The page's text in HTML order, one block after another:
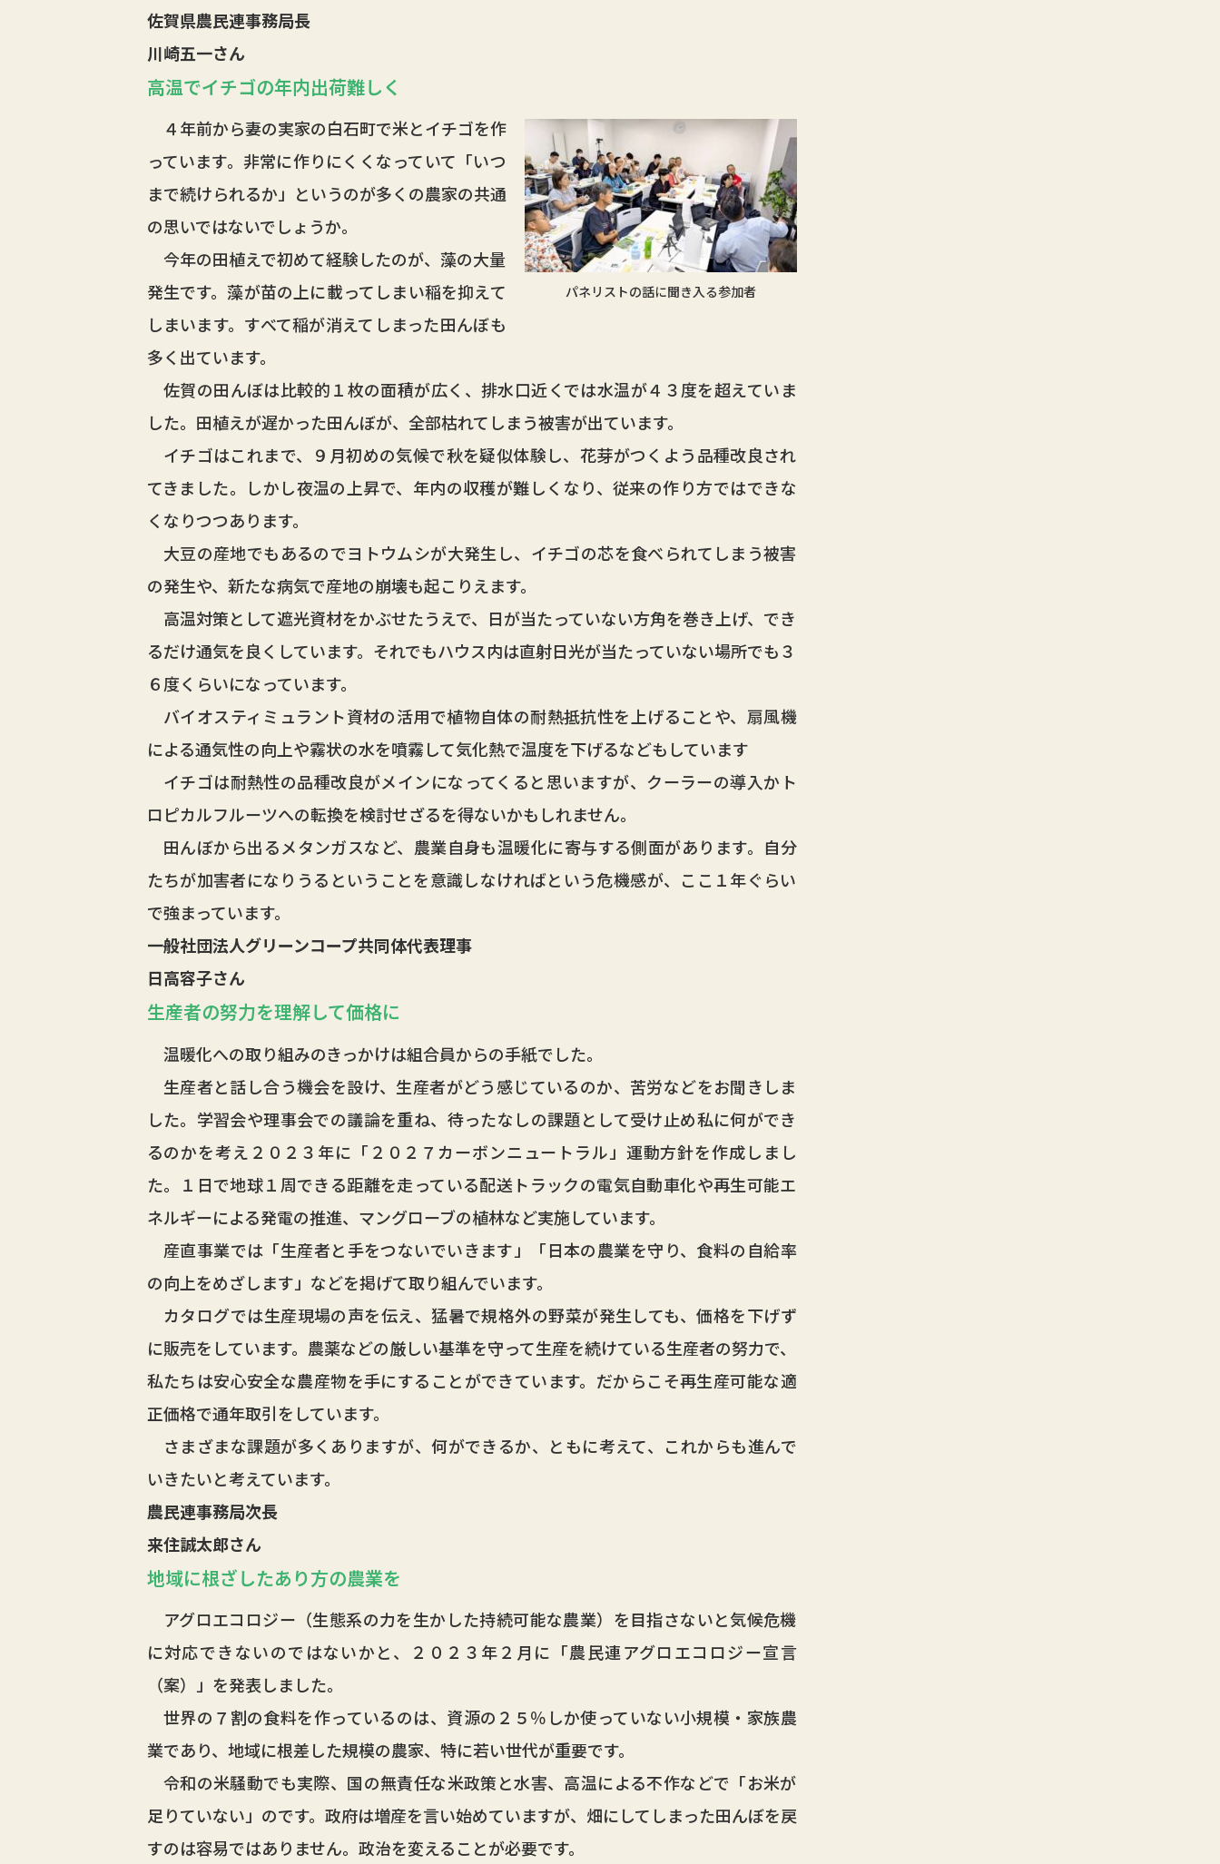
佐賀県農民連事務局長
川崎五一さん
高温でイチゴの年内出荷難しく
パネリストの話に聞き入る参加者
４年前から妻の実家の白石町で米とイチゴを作
っています。非常に作りにくくなっていて「いつ
まで続けられるか」というのが多くの農家の共通
の思いではないでしょうか。
今年の田植えで初めて経験したのが、藻の大量
発生です。藻が苗の上に載ってしまい稲を抑えて
しまいます。すべて稲が消えてしまった田んぼも
多く出ています。
佐賀の田んぼは比較的１枚の面積が広く、排水口近くでは水温が４３度を超えていま
した。田植えが遅かった田んぼが、全部枯れてしまう被害が出ています。
イチゴはこれまで、９月初めの気候で秋を疑似体験し、花芽がつくよう品種改良され
てきました。しかし夜温の上昇で、年内の収穫が難しくなり、従来の作り方ではできな
くなりつつあります。
大豆の産地でもあるのでヨトウムシが大発生し、イチゴの芯を食べられてしまう被害
の発生や、新たな病気で産地の崩壊も起こりえます。
高温対策として遮光資材をかぶせたうえで、日が当たっていない方角を巻き上げ、でき
るだけ通気を良くしています。それでもハウス内は直射日光が当たっていない場所でも３
６度くらいになっています。
バイオスティミュラント資材の活用で植物自体の耐熱抵抗性を上げることや、扇風機
による通気性の向上や霧状の水を噴霧して気化熱で温度を下げるなどもしています
イチゴは耐熱性の品種改良がメインになってくると思いますが、クーラーの導入かト
ロピカルフルーツへの転換を検討せざるを得ないかもしれません。
田んぼから出るメタンガスなど、農業自身も温暖化に寄与する側面があります。自分
たちが加害者になりうるということを意識しなければという危機感が、ここ１年ぐらい
で強まっています。
一般社団法人グリーンコープ共同体代表理事
日高容子さん
生産者の努力を理解して価格に
温暖化への取り組みのきっかけは組合員からの手紙でした。
生産者と話し合う機会を設け、生産者がどう感じているのか、苦労などをお聞きしま
した。学習会や理事会での議論を重ね、待ったなしの課題として受け止め私に何ができ
るのかを考え２０２３年に「２０２７カーボンニュートラル」運動方針を作成しまし
た。１日で地球１周できる距離を走っている配送トラックの電気自動車化や再生可能エ
ネルギーによる発電の推進、マングローブの植林など実施しています。
産直事業では「生産者と手をつないでいきます」「日本の農業を守り、食料の自給率
の向上をめざします」などを掲げて取り組んでいます。
カタログでは生産現場の声を伝え、猛暑で規格外の野菜が発生しても、価格を下げず
に販売をしています。農薬などの厳しい基準を守って生産を続けている生産者の努力で、
私たちは安心安全な農産物を手にすることができています。だからこそ再生産可能な適
正価格で通年取引をしています。
さまざまな課題が多くありますが、何ができるか、ともに考えて、これからも進んで
いきたいと考えています。
農民連事務局次長
来住誠太郎さん
地域に根ざしたあり方の農業を
アグロエコロジー（生態系の力を生かした持続可能な農業）を目指さないと気候危機
に対応できないのではないかと、２０２３年２月に「農民連アグロエコロジー宣言
（案）」を発表しました。
世界の７割の食料を作っているのは、資源の２５％しか使っていない小規模・家族農
業であり、地域に根差した規模の農家、特に若い世代が重要です。
令和の米騒動でも実際、国の無責任な米政策と水害、高温による不作などで「お米が
足りていない」のです。政府は増産を言い始めていますが、畑にしてしまった田んぼを戻
すのは容易ではありません。政治を変えることが必要です。